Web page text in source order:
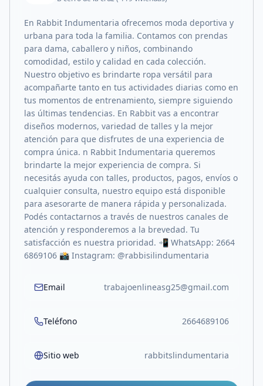
En Rabbit Indumentaria ofrecemos moda deportiva y
urbana para toda la familia. Contamos con prendas
para dama, caballero y niños, combinando
comodidad, estilo y calidad en cada colección.
Nuestro objetivo es brindarte ropa versátil para
acompañarte tanto en tus actividades diarias como en
tus momentos de entrenamiento, siempre siguiendo
las últimas tendencias. En Rabbit vas a encontrar
diseños modernos, variedad de talles y la mejor
atención para que disfrutes de una experiencia de
compra única. n Rabbit Indumentaria queremos
brindarte la mejor experiencia de compra. Si
necesitás ayuda con talles, productos, pagos, envíos o
cualquier consulta, nuestro equipo está disponible
para asesorarte de manera rápida y personalizada.
Podés contactarnos a través de nuestros canales de
atención y responderemos a la brevedad. Tu
satisfacción es nuestra prioridad. 📲 WhatsApp: 2664
6869106 📸 Instagram: @rabbisilindumentaria
Email trabajoenlineasg25@gmail.com
Teléfono 2664689106
Sitio web rabbitslindumentaria